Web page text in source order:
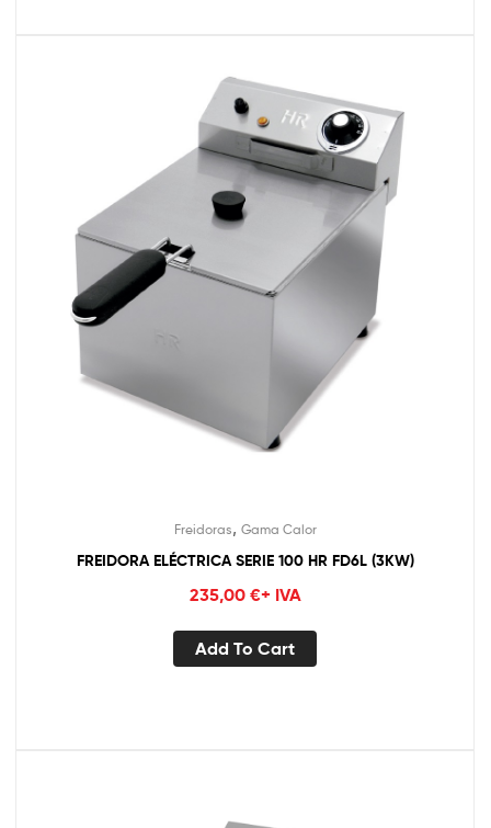
Freidoras, Gama Calor
FREIDORA ELÉCTRICA SERIE 100 HR FD6L (3KW)
235,00 €+ IVA
Add To Cart